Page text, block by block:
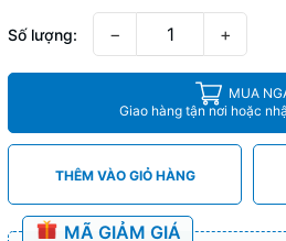
Số lượng: − +
MUA
Giao hàng tận nơi hoặc
THÊM VÀO GIỎ HÀNG
MÃ GIẢM GIÁ